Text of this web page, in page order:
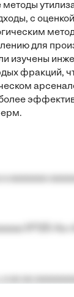
с
для
изучены
фракций,